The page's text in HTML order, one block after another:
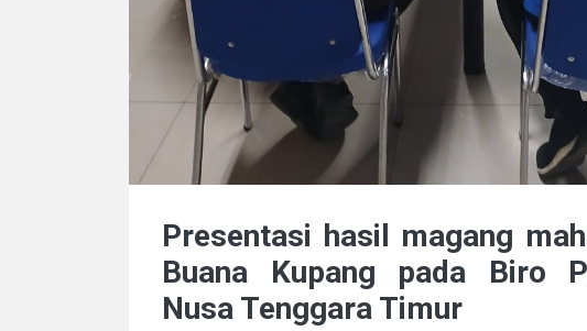
Presentasi hasil magang
Buana Kupang pada Biro
Nusa Tenggara Timur